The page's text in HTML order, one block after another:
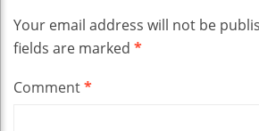
Your email address will not be
fields are marked *
Comment*